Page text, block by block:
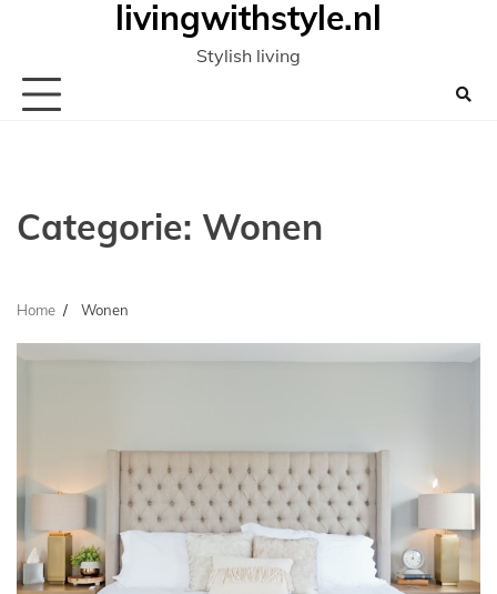
inhoud
livingwithstyle.nl
Stylish living
Categorie: Wonen
Home Wonen